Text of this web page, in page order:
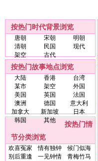
按热门时代背景浏览
唐朝 宋朝
明朝
清朝
民国
现代
架空
古代
按热门故事地点浏览
大陆 香港
台湾
某市
架空
外国
美国
英国
法国
澳洲
德国
意大利
加拿大
新加坡
日本
韩国
其他
按热门情
节分类浏览
欢喜冤家 情有独钟
候门似海
别后重逢
一见钟情
青梅竹马